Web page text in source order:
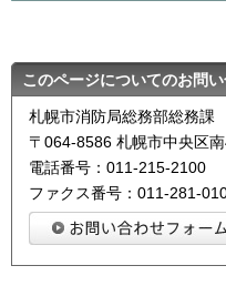
このページについてのお問
札幌市消防局総務部総務課
〒064-8586 札幌市中央区
電話番号：011-215-2100
ファクス番号：011-281-